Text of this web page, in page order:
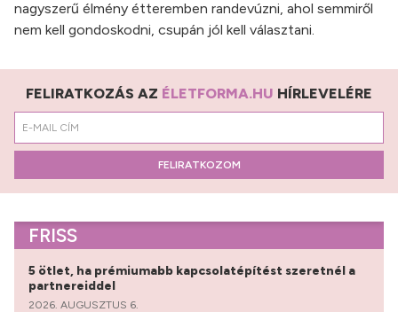
nagyszerű élmény étteremben randevúzni, ahol semmiről
nem kell gondoskodni, csupán jól kell választani.
FELIRATKOZÁS AZ ÉLETFORMA.HU HÍRLEVELÉRE
FELIRATKOZOM
FRISS
5 ötlet, ha prémiumabb kapcsolatépítést szeretnél a
partnereiddel
2026. AUGUSZTUS 6.